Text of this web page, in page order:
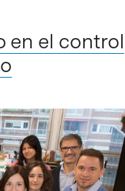
en el control